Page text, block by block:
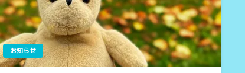
お知らせ